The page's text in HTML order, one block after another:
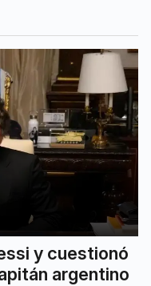
y cuestionó
argentino